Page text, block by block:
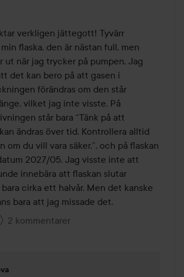
verkligen jättegott! Tyvärr
flaska, den är nästan full, men
ut när jag trycker på pumpen. Jag
det kan bero på att gasen i
förändras om den står
vilket jag inte visste. På
står bara “Tänk på att
ändras över tid. Kontrollera alltid
om du vill vara säker.”, och på flaskan
2027/05. Jag visste inte att
innebära att flaskan slutar
cirka ett halvår. Men det kanske
bara att jag missade det.
2 kommentarer